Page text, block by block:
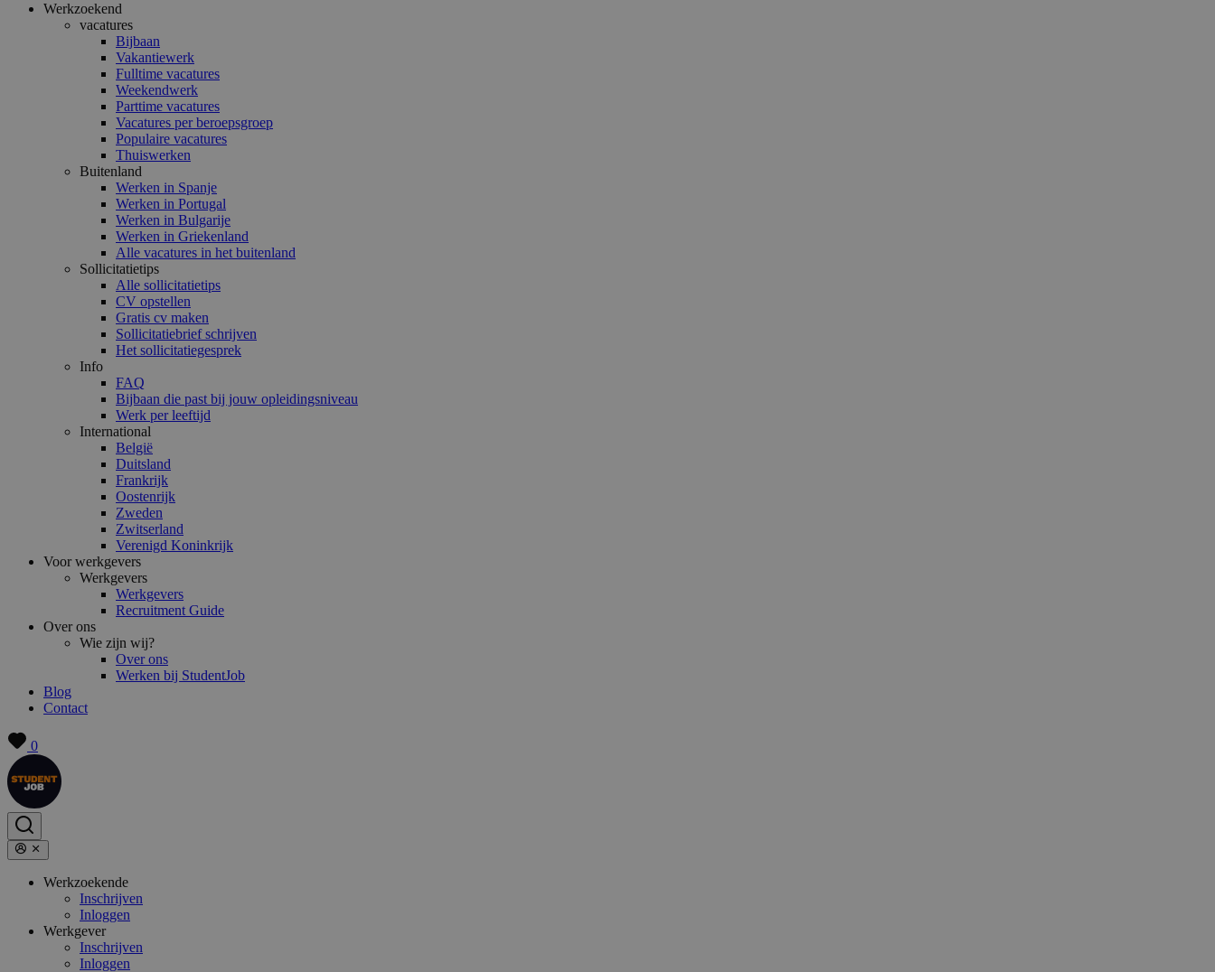
Werkzoekend
vacatures
Bijbaan
Vakantiewerk
Fulltime vacatures
Weekendwerk
Parttime vacatures
Vacatures per beroepsgroep
Populaire vacatures
Thuiswerken
Buitenland
Werken in Spanje
Werken in Portugal
Werken in Bulgarije
Werken in Griekenland
Alle vacatures in het buitenland
Sollicitatietips
Alle sollicitatietips
CV opstellen
Gratis cv maken
Sollicitatiebrief schrijven
Het sollicitatiegesprek
Info
FAQ
Bijbaan die past bij jouw opleidingsniveau
Werk per leeftijd
International
België
Duitsland
Frankrijk
Oostenrijk
Zweden
Zwitserland
Verenigd Koninkrijk
Voor werkgevers
Werkgevers
Werkgevers
Recruitment Guide
Over ons
Wie zijn wij?
Over ons
Werken bij StudentJob
Blog
Contact
0
Werkzoekende
Inschrijven
Inloggen
Werkgever
Inschrijven
Inloggen